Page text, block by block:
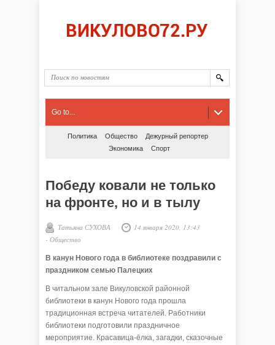
Go to...
Политика Общество
Дежурный репортер
Экономика
Спорт
Победу ковали не только
на фронте, но и в тылу
Татьяна СУХОВА
14 января 2020, 13:43
- Общество
В канун Нового года в библиотеке поздравили с
праздником семью Палецких
В читальном зале Викуловской районной
библиотеки в канун Нового года прошла
традиционная встреча читателей. Работники
библиотеки подготовили праздничное
мероприятие. Красавица-ёлка, загадки, сказочные